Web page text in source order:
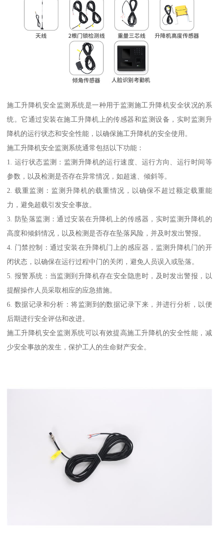
施工升降机安全监测系统是一种用于监测施工升降机安全状况的系
统。它通过安装在施工升降机上的传感器和监测设备，实时监测升
降机的运行状态和安全性能，以确保施工升降机的安全使用。
施工升降机安全监测系统通常包括以下功能：
1. 运行状态监测：监测升降机的运行速度、运行方向、运行时间等
参数，以及检测是否存在异常情况，如超速、倾斜等。
2. 载重监测：监测升降机的载重情况，以确保不超过额定载重能
力，避免超载引发安全事故。
3. 防坠落监测：通过安装在升降机上的传感器，实时监测升降机的
高度和倾斜情况，以及检测是否存在坠落风险，并及时发出警报。
4. 门禁控制：通过安装在升降机门上的感应器，监测升降机门的开
闭状态，以确保在运行过程中门的关闭，避免人员误入或坠落。
5. 报警系统：当监测到升降机存在安全隐患时，及时发出警报，以
提醒操作人员采取相应的应急措施。
6. 数据记录和分析：将监测到的数据记录下来，并进行分析，以便
后期进行安全评估和改进。
施工升降机安全监测系统可以有效提高施工升降机的安全性能，减
少安全事故的发生，保护工人的生命财产安全。